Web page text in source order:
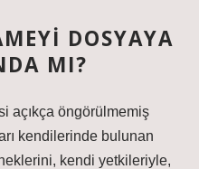
DOSYAYA
MI?
açıkça öngörülmemiş
kendilerinde bulunan
kendi yetkileriyle,